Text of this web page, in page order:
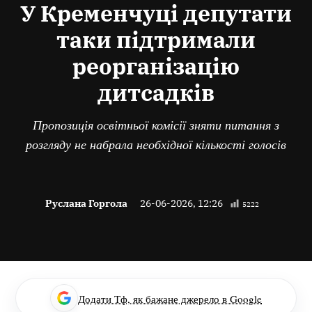
У Кременчуці депутати
таки підтримали
реорганізацію
дитсадків
Пропозиція освітньої комісії зняти питання з
розгляду не набрала необхідної кількості голосів
Руслана Горгола 26-06-2026, 12:26 5222
Додати Тф, як бажане джерело в Google